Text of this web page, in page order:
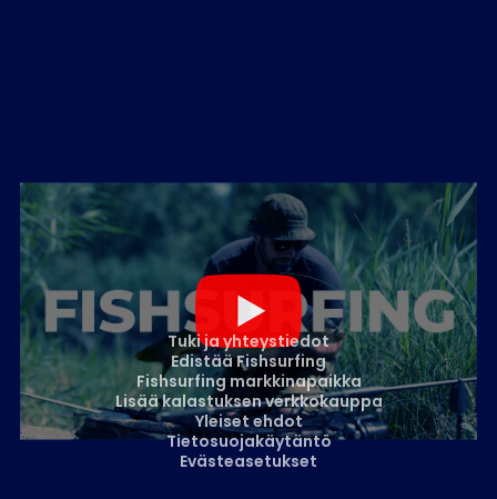
Tuki ja yhteystiedot
Edistää Fishsurfing
Fishsurfing markkinapaikka
Lisää kalastuksen verkkokauppa
Yleiset ehdot
Tietosuojakäytäntö
Evästeasetukset